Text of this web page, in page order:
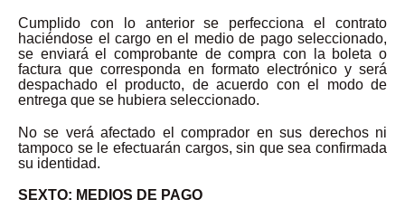
Cumplido con lo anterior se perfecciona el contrato
haciéndose el cargo en el medio de pago seleccionado,
se enviará el comprobante de compra con la boleta o
factura que corresponda en formato electrónico y será
despachado el producto, de acuerdo con el modo de
entrega que se hubiera seleccionado.
No se verá afectado el comprador en sus derechos ni
tampoco se le efectuarán cargos, sin que sea confirmada
su identidad.
SEXTO: MEDIOS DE PAGO